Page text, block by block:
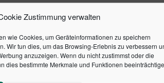
Zustimmung verwalten
wie Cookies, um Geräteinformationen zu speichern
Wir tun dies, um das Browsing-Erlebnis zu verbessern
anzuzeigen. Wenn du nicht zustimmst oder die
dies bestimmte Merkmale und Funktionen